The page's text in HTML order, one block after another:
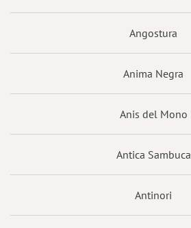
Angostura
Anima Negra
Anis del Mono
Antica Sambuca
Antinori